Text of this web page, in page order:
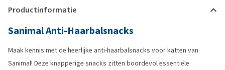
Productinformatie
Sanimal Anti-Haarbalsnacks
Maak kennis met de heerlijke anti-haarbalsnacks voor katten van
Sanimal! Deze knapperige snacks zitten boordevol essentiële